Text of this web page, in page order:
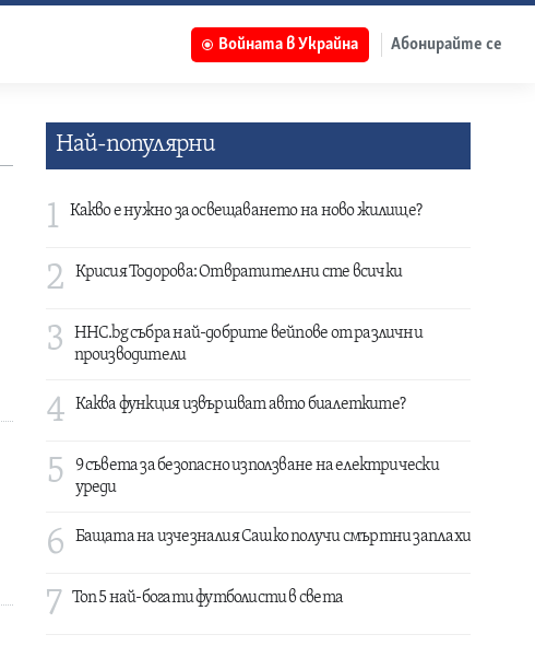
Войната в Украйна Абонирайте се
Най-популярни
1 Какво е нужно за освещаването на ново жилище?
2 Крисия Тодорова: Отвратителни сте всички
3
HHC.bg събра най-добрите вейпове от различни
производители
4 Каква функция извършват авто биалетките?
5
9 съвета за безопасно използване на електрически
уреди
6 Бащата на изчезналия Сашко получи смъртни заплахи
7 Топ 5 най-богати футболисти в света